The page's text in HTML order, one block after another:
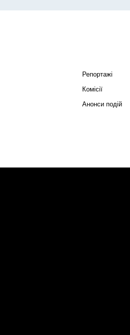
Репортажі
Комісії
Анонси подій